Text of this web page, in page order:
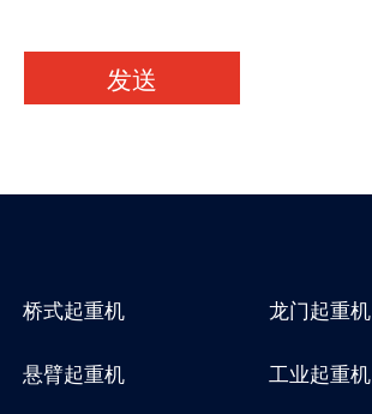
发送
桥式起重机
龙门起重机
悬臂起重机
工业起重机